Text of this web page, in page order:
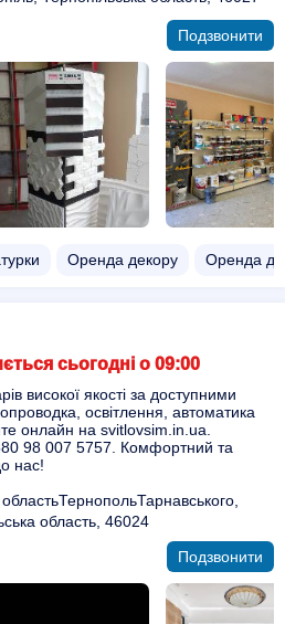
Подзвонити
Оренда декору Оренда
сьогодні о 09:00
високої якості за доступними
освітлення, автоматика
онлайн на svitlovsim.in.ua.
98 007 5757. Комфортний та
нас!
область, 46024
Подзвонити